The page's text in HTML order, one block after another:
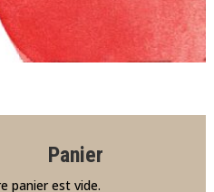
Panier
panier est vide.